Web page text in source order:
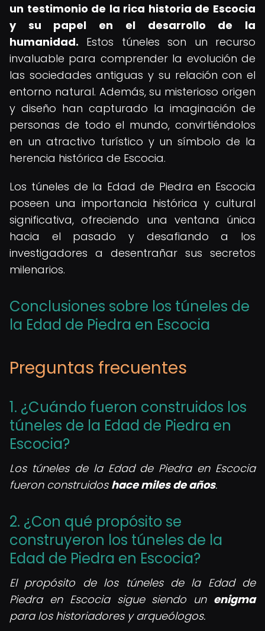
un testimonio de la rica historia de Escocia
y su papel en el desarrollo de la
humanidad. Estos túneles son un recurso
invaluable para comprender la evolución de
las sociedades antiguas y su relación con el
entorno natural. Además, su misterioso origen
y diseño han capturado la imaginación de
personas de todo el mundo, convirtiéndolos
en un atractivo turístico y un símbolo de la
herencia histórica de Escocia.
Los túneles de la Edad de Piedra en Escocia
poseen una importancia histórica y cultural
significativa, ofreciendo una ventana única
hacia el pasado y desafiando a los
investigadores a desentrañar sus secretos
milenarios.
Conclusiones sobre los túneles de
la Edad de Piedra en Escocia
Preguntas frecuentes
1. ¿Cuándo fueron construidos los
túneles de la Edad de Piedra en
Escocia?
Los túneles de la Edad de Piedra en Escocia
fueron construidos hace miles de años.
2. ¿Con qué propósito se
construyeron los túneles de la
Edad de Piedra en Escocia?
El propósito de los túneles de la Edad de
Piedra en Escocia sigue siendo un enigma
para los historiadores y arqueólogos.